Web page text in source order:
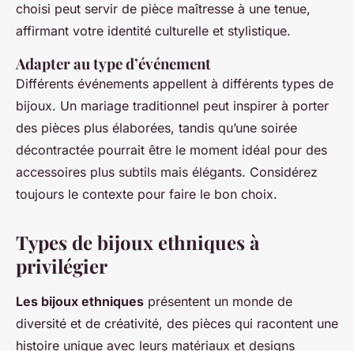
choisi peut servir de pièce maîtresse à une tenue,
affirmant votre identité culturelle et stylistique.
Adapter au type d’événement
Différents événements appellent à différents types de
bijoux. Un mariage traditionnel peut inspirer à porter
des pièces plus élaborées, tandis qu’une soirée
décontractée pourrait être le moment idéal pour des
accessoires plus subtils mais élégants. Considérez
toujours le contexte pour faire le bon choix.
Types de bijoux ethniques à
privilégier
Les bijoux ethniques présentent un monde de
diversité et de créativité, des pièces qui racontent une
histoire unique avec leurs matériaux et designs